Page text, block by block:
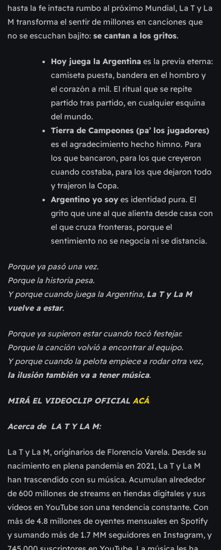
hasta la fe intacta rumbo al próximo Mundial, La T y La
M transforma el sentir de millones en canciones que
no se escuchan bajito: se cantan a los gritos.
Hoy juega la Argentina es la previa eterna:
camiseta puesta, bandera en el hombro y
el corazón a mil. El ritual que se repite
partido tras partido, en cualquier esquina
del mundo.
Tierra de Campeones (pa’ los jugadores)
es el agradecimiento hecho himno. Para
los que bancaron, para los que creyeron
cuando costaba, para los que dejaron todo
y trajeron la Copa.
Argentino yo soy es identidad pura. El
grito que une al que alienta desde casa con
el que cruza fronteras, porque el
sentimiento no se negocia ni se distancia.
Porque ya pasó una vez.
Porque la historia pesa.
Y porque cuando juega la Argentina, La T y La M
vuelve a estar.
Porque ya supieron estar cuando tocó festejar.
Porque la canción volvió a encontrar al equipo.
Y porque cuando la pelota empiece a rodar otra vez,
la ilusión también va a tener música.
MIRÁ EL VIDEOCLIP OFICIAL ACÁ
Acerca de LA T Y LA M:
La T y La M, originarios de Florencio Varela. Desde su
nacimiento en plena pandemia en 2021, La T y La M
han trascendido con su música. Acumulan alrededor
de 600 millones de streams en tiendas digitales y sus
videos en YouTube son una tendencia constante. Con
más de 4.8 millones de oyentes mensuales en Spotify
y sumando más de 1.7 MM seguidores en Instagram, y